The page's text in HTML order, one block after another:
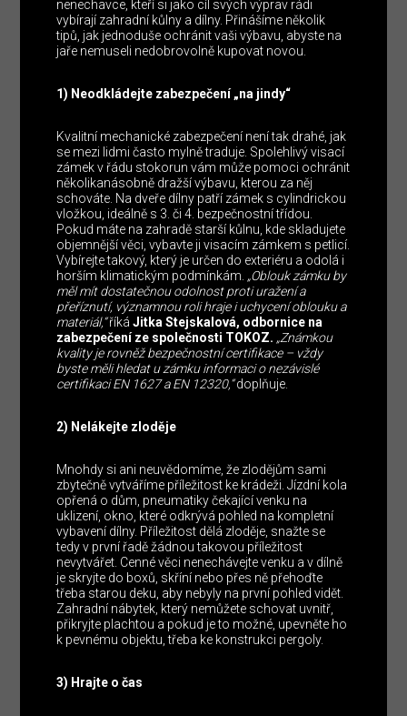
nenechavce, kteří si jako cíl svých výprav rádi
vybírají zahradní kůlny a dílny. Přinášíme několik
tipů, jak jednoduše ochránit vaši výbavu, abyste na
jaře nemuseli nedobrovolně kupovat novou.
1) Neodkládejte zabezpečení „na jindy“
Kvalitní mechanické zabezpečení není tak drahé, jak
se mezi lidmi často mylně traduje. Spolehlivý visací
zámek v řádu stokorun vám může pomoci ochránit
několikanásobně dražší výbavu, kterou za něj
schováte. Na dveře dílny patří zámek s cylindrickou
vložkou, ideálně s 3. či 4. bezpečnostní třídou.
Pokud máte na zahradě starší kůlnu, kde skladujete
objemnější věci, vybavte ji visacím zámkem s petlicí.
Vybírejte takový, který je určen do exteriéru a odolá i
horším klimatickým podmínkám. „Oblouk zámku by
měl mít dostatečnou odolnost proti uražení a
přeříznutí, významnou roli hraje i uchycení oblouku a
materiál,“říkáJitka Stejskalová, odbornice na
zabezpečení ze společnosti TOKOZ. „Známkou
kvality je rovněž bezpečnostní certifikace – vždy
byste měli hledat u zámku informaci o nezávislé
certifikaci EN 1627 a EN 12320,“doplňuje.
2) Nelákejte zloděje
Mnohdy si ani neuvědomíme, že zlodějům sami
zbytečně vytváříme příležitost ke krádeži. Jízdní kola
opřená o dům, pneumatiky čekající venku na
uklizení, okno, které odkrývá pohled na kompletní
vybavení dílny. Příležitost dělá zloděje, snažte se
tedy v první řadě žádnou takovou příležitost
nevytvářet. Cenné věci nenechávejte venku a v dílně
je skryjte do boxů, skříní nebo přes ně přehoďte
třeba starou deku, aby nebyly na první pohled vidět.
Zahradní nábytek, který nemůžete schovat uvnitř,
přikryjte plachtou a pokud je to možné, upevněte ho
k pevnému objektu, třeba ke konstrukci pergoly.
3) Hrajte o čas